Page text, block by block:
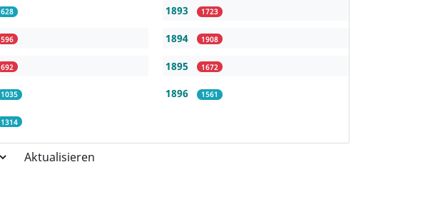
628
596
692
1035
1314
1893 1723
1894 1908
1895 1672
1896 1561
Aktualisieren